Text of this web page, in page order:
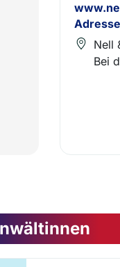
Adresse
Nell
Bei